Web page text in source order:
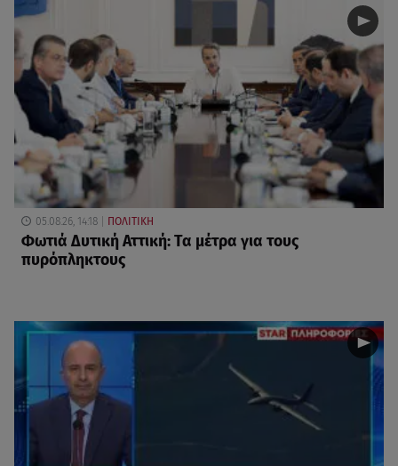
05.08.26, 14:18 ΠΟΛΙΤΙΚΗ
Φωτιά Δυτική Αττική: Τα μέτρα για τους
πυρόπληκτους